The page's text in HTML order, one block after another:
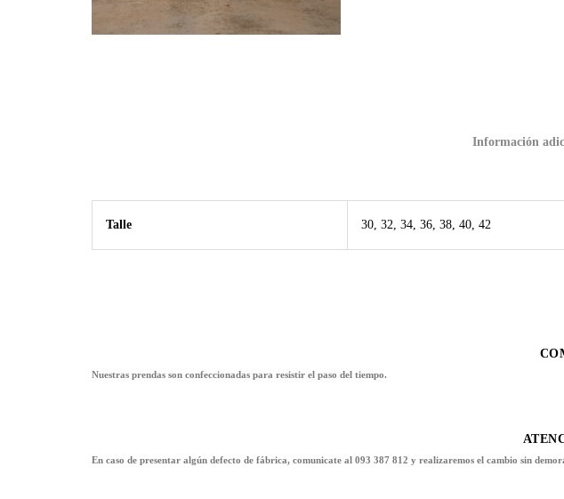
Información
Talle 30, 32, 34, 36, 38, 40, 42
Nuestras prendas son confeccionadas para resistir el paso del tiempo.
En caso de presentar algún defecto de fábrica, comunicate al 093 387 812 y realizaremos el cambio sin